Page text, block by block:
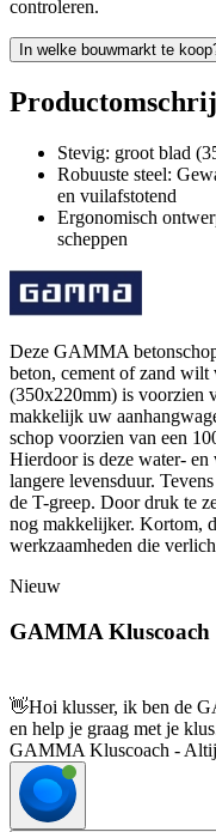
controleren.
In welke bouwmarkt te
Stevig: groot blad
Robuuste steel:
en vuilafstotend
Ergonomisch
scheppen
Deze GAMMA
beton, cement of zand wilt
(350x220mm) is voorzien
makkelijk uw
schop voorzien van een
Hierdoor is deze water- en
langere levensduur.
de T-greep. Door druk te
nog makkelijker. Kortom,
werkzaamheden die
Nieuw
GAMMA Kluscoach
👋Hoi klusser, ik ben de
en help je graag met je
GAMMA Kluscoach -